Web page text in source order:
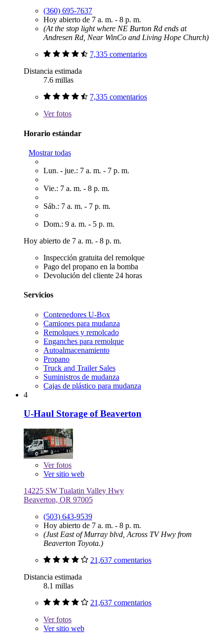
(360) 695-7637
Hoy abierto de 7 a. m. - 8 p. m.
(At the stop light where NE Burton Rd ends at
Andresen Rd, Near WinCo and Living Hope Church)
7,335 comentarios
Distancia estimada
7.6 millas
7,335 comentarios
Verfotos
Horario estándar
Mostrar todas
Lun. - jue.: 7 a. m. - 7 p. m.
Vie.: 7 a. m. - 8 p. m.
Sáb.: 7 a. m. - 7 p. m.
Dom.: 9 a. m. - 5 p. m.
Hoy abierto de 7 a. m. - 8 p. m.
Inspección gratuita del remolque
Pago del propano en la bomba
Devolución del cliente 24 horas
Servicios
Contenedores U-Box
Camiones para mudanza
Remolques y remolcado
Enganches para remolque
Autoalmacenamiento
Propano
Truck and Trailer Sales
Suministros de mudanza
Cajas de plástico para mudanza
4
U-Haul Storage of Beaverton
Verfotos
Ver sitio web
14225 SW Tualatin Valley Hwy
Beaverton, OR 97005
(503) 643-9539
Hoy abierto de 7 a. m. - 8 p. m.
(Just East of Murray blvd, Across TV Hwy from
Beaverton Toyota.)
21,637 comentarios
Distancia estimada
8.1 millas
21,637 comentarios
Verfotos
Ver sitio web